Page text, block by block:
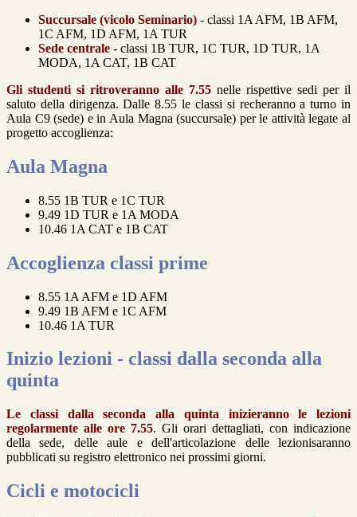
Succursale (vicolo Seminario) - classi 1A AFM, 1B AFM,
1C AFM, 1D AFM, 1A TUR
Sede centrale - classi 1B TUR, 1C TUR, 1D TUR, 1A
MODA, 1A CAT, 1B CAT
Gli studenti si ritroveranno alle 7.55 nelle rispettive sedi per il
saluto della dirigenza. Dalle 8.55 le classi si recheranno a turno in
Aula C9 (sede) e in Aula Magna (succursale) per le attività legate al
progetto accoglienza:
Aula Magna
8.55 1B TUR e 1C TUR
9.49 1D TUR e 1A MODA
10.46 1A CAT e 1B CAT
Accoglienza classi prime
8.55 1A AFM e 1D AFM
9.49 1B AFM e 1C AFM
10.46 1A TUR
Inizio lezioni - classi dalla seconda alla
quinta
Le classi dalla seconda alla quinta inizieranno le lezioni
regolarmente alle ore 7.55. Gli orari dettagliati, con indicazione
della sede, delle aule e dell'articolazione delle lezionisaranno
pubblicati su registro elettronico nei prossimi giorni.
Cicli e motocicli